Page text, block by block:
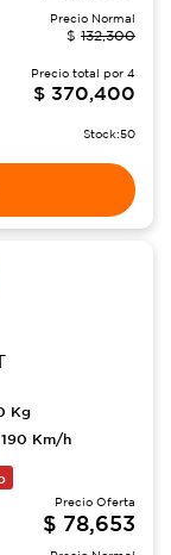
Precio Normal
$ 132,300
Precio total por 4
$ 370,400
Stock:50
Kg
190 Km/h
Precio Oferta
$ 78,653